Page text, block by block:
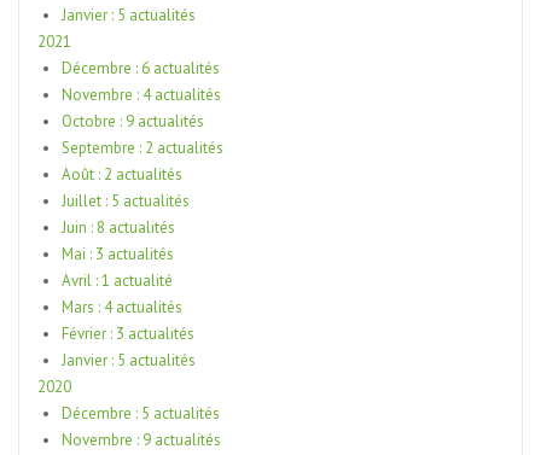
Janvier : 5 actualités
2021
Décembre : 6 actualités
Novembre : 4 actualités
Octobre : 9 actualités
Septembre : 2 actualités
Août : 2 actualités
Juillet : 5 actualités
Juin : 8 actualités
Mai : 3 actualités
Avril : 1 actualité
Mars : 4 actualités
Février : 3 actualités
Janvier : 5 actualités
2020
Décembre : 5 actualités
Novembre : 9 actualités